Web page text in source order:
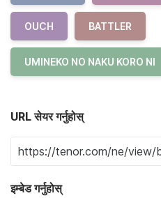
OUCH BATTLER
UMINEKO NO NAKU KORO NI
URL सेयर गर्नुहोस्
इम्बेड गर्नुहोस्